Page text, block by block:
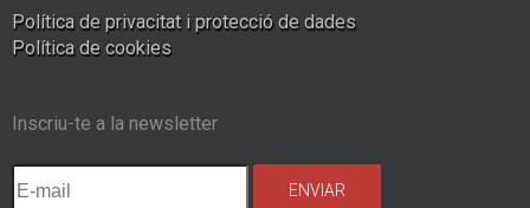
Política de privacitat i protecció de dades
Política de cookies
Inscriu-te a la newsletter